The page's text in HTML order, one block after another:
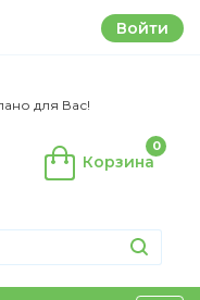
Войти
для Вас!
Корзина
0